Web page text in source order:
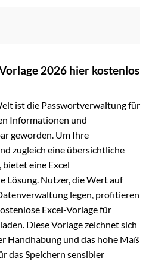
2026 hier kostenlos
ist die Passwortverwaltung für
Informationen und
geworden. Um Ihre
zugleich eine übersichtliche
eine Excel
Lösung. Nutzer, die Wert auf
legen, profitieren
Excel-Vorlage für
Diese Vorlage zeichnet sich
Handhabung und das hohe Maß
das Speichern sensibler